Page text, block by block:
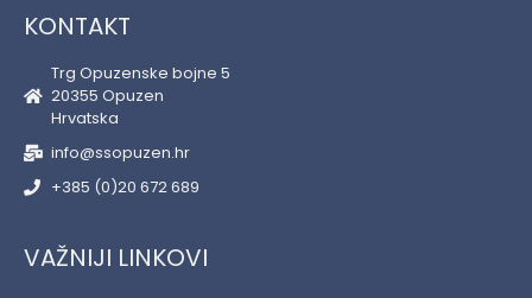
KONTAKT
Trg Opuzenske bojne 5
20355 Opuzen
Hrvatska
info@ssopuzen.hr
+385 (0)20 672 689
VAŽNIJI LINKOVI